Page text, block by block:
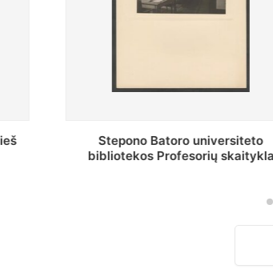
Baltosios salės bendras vaizdas